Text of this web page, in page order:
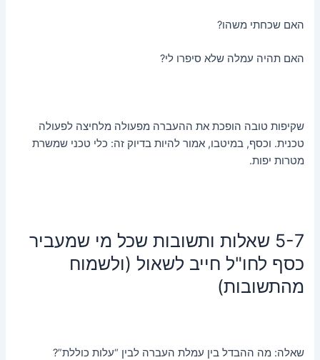
האם שכחתי משהו?
האם תהיה עמלה שלא סיפרו לי?
שקיפות טובה הופכת את ההעברה מפעולה מלחיצה לפעולה
טכנית. וכסף, במיטבו, אמור להיות בדיוק זה: כלי טכני שמשרת
מטרות יפות.
5-7 שאלות ותשובות שכל מי שמעביר
כסף לחו"ל חייב לשאול (ולשמוח
מהתשובות)
שאלה: מה ההבדל בין עמלת העברה לבין “עלות כוללת”?